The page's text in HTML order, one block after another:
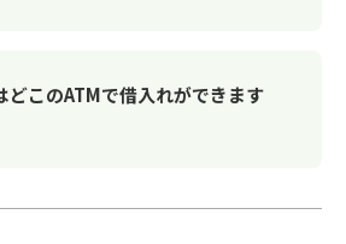
どこのATMで借入れができます